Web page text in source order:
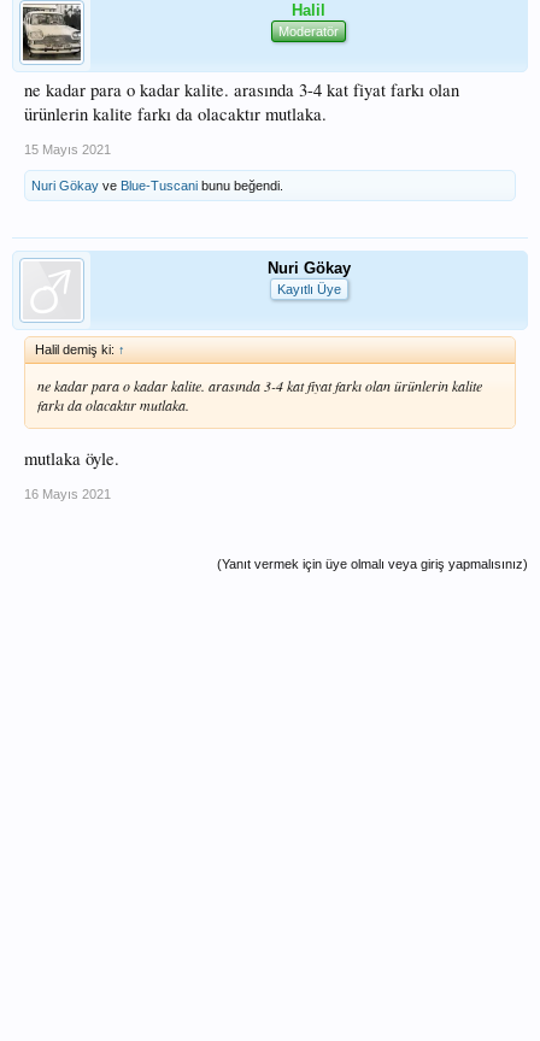
Halil
Moderatör
ne kadar para o kadar kalite. arasında 3-4 kat fiyat farkı olan
ürünlerin kalite farkı da olacaktır mutlaka.
15 Mayıs 2021
Nuri Gökay ve Blue-Tuscani bunu beğendi.
Nuri Gökay
Kayıtlı Üye
Halil demiş ki: ↑
ne kadar para o kadar kalite. arasında 3-4 kat fiyat farkı olan ürünlerin kalite
farkı da olacaktır mutlaka.
mutlaka öyle.
16 Mayıs 2021
(Yanıt vermek için üye olmalı veya giriş yapmalısınız)